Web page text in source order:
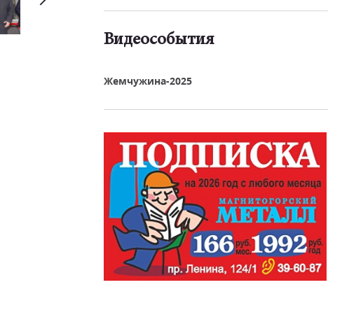
Видеособытия
Жемчужина-2025